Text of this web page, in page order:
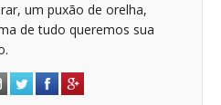
um puxão de orelha,
de tudo queremos sua